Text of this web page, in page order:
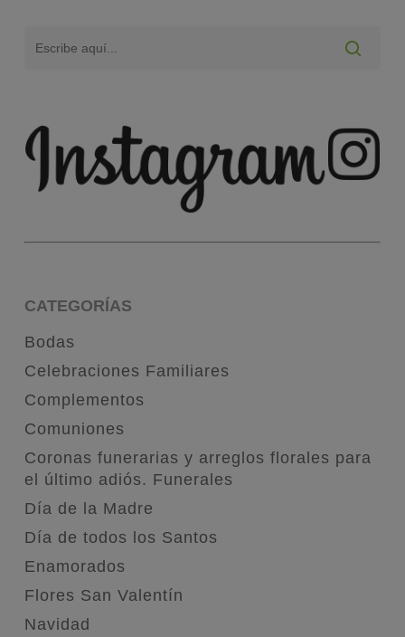
CATEGORÍAS
Bodas
Celebraciones Familiares
Complementos
Comuniones
Coronas funerarias y arreglos florales para
el último adiós. Funerales
Día de la Madre
Día de todos los Santos
Enamorados
Flores San Valentín
Navidad